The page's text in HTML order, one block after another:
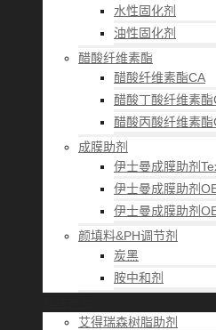
水性固化剂
油性固化剂
醋酸纤维素酯
醋酸纤维素酯CA
醋酸丁酸纤维素酯
醋酸丙酸纤维素酯
成膜助剂
伊士曼成膜助剂
伊士曼成膜助剂
伊士曼成膜助剂
颜填料&PH调节剂
炭黑
胺中和剂
艾得瑞森树脂助剂